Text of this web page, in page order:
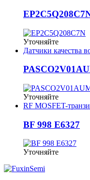
Уточняйте
Датчики качества
Уточняйте
RF MOSFET-
BF 998 E6327
Уточняйте